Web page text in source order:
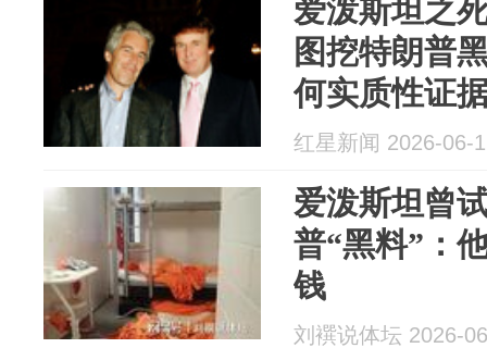
爱泼斯坦之
图挖特朗普
何实质性证
红星新闻 2026-06-
爱泼斯坦曾
普“黑料”：
钱
刘襈说体坛 2026-